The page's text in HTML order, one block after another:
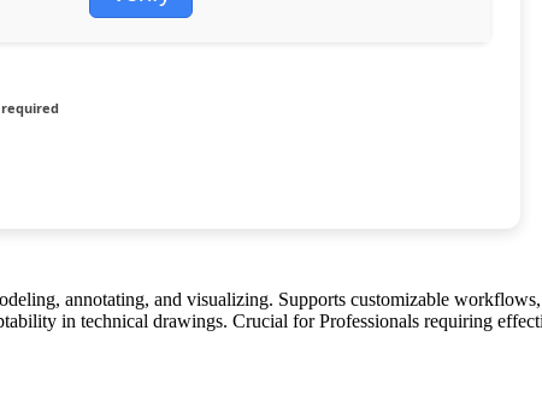
required
annotating, and visualizing. Supports customizable
in technical drawings. Crucial for Professionals requiring